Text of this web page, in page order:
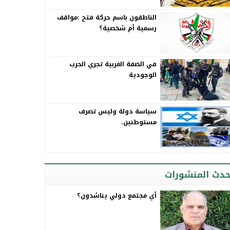
الناطقون باسم حركة فتح :مواقف
رسمية أم شخصية؟
في الضفة الغربية تجري الحرب
الوجودية
سياسة دولة وليس تصرف
مستوطنين.
المنشورات
أي مجتمع دولي يناشدون؟